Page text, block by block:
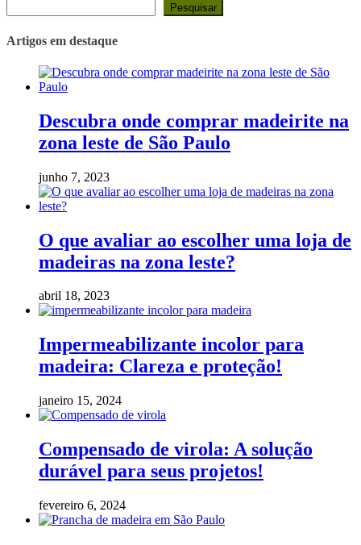
Pesquisar
Artigos em destaque
Descubra onde comprar madeirite na
zona leste de São Paulo
junho 7, 2023
O que avaliar ao escolher uma loja de
madeiras na zona leste?
abril 18, 2023
Impermeabilizante incolor para
madeira: Clareza e proteção!
janeiro 15, 2024
Compensado de virola: A solução
durável para seus projetos!
fevereiro 6, 2024